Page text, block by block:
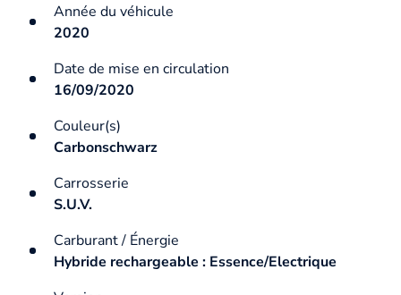
Année du véhicule
2020
Date de mise en circulation
16/09/2020
Couleur(s)
Carbonschwarz
Carrosserie
S.U.V.
Carburant / Énergie
Hybride rechargeable : Essence/Electrique